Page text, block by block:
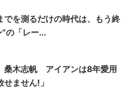
でを測るだけの時代は、もう終
の「レー...
桑木志帆 アイアンは8年愛用
せません!」